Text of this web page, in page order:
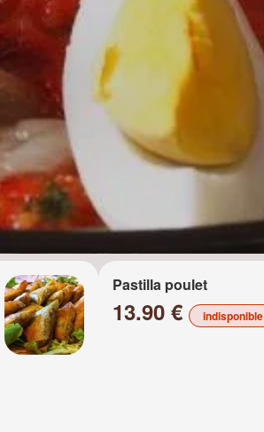
Pastilla poulet
13.90 € indisponible